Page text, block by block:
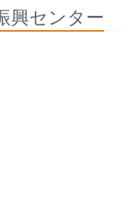
興センター